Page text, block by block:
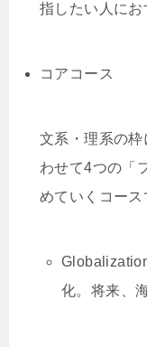
指したい人にお
コアコース
文系・理系の
わせて4つの「
めていくコース
化。将来、